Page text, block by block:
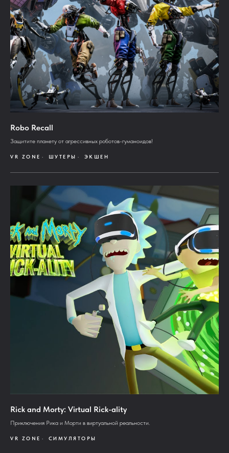
Robo Recall
Защитите планету от агрессивных роботов-гуманоидов!
VR ZONE ШУТЕРЫ ЭКШЕН
Rick and Morty: Virtual Rick-ality
Приключения Рика и Морти в виртуальной реальности.
VR ZONE СИМУЛЯТОРЫ